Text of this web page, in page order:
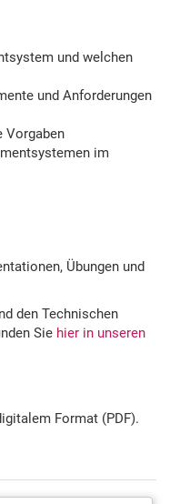
und welchen
und Anforderungen
Vorgaben
im
Übungen und
den Technischen
Sie hier in unseren
Format (PDF).